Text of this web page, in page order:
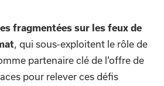
fragmentées sur les feux de
, qui sous-exploitent le rôle de
partenaire clé de l’offre de
pour relever ces défis